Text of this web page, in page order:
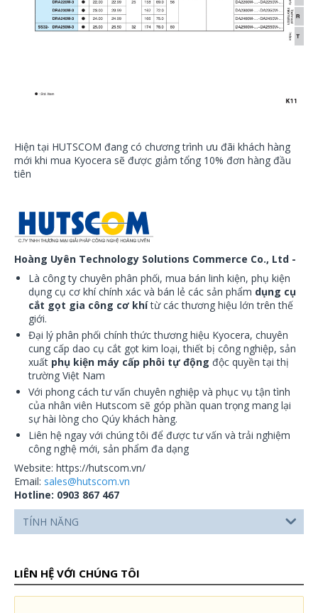
Hiện tại HUTSCOM đang có chương trình ưu đãi khách hàng
mới khi mua Kyocera sẽ được giảm tổng 10% đơn hàng đầu
tiên
Hoàng Uyên Technology Solutions Commerce Co., Ltd -
Là công ty chuyên phân phối, mua bán linh kiện, phụ kiện
dụng cụ cơ khí chính xác và bán lẻ các sản phẩm dụng cụ
cắt gọt gia công cơ khítừ các thương hiệu lớn trên thế
giới.
Đại lý phân phối chính thức thương hiệu Kyocera, chuyên
cung cấp dao cụ cắt gọt kim loại, thiết bị công nghiệp, sản
xuất phụ kiện máy cấp phôi tự động độc quyền tại thị
trường Việt Nam
Với phong cách tư vấn chuyên nghiệp và phục vụ tận tình
của nhân viên Hutscom sẽ góp phần quan trọng mang lại
sự hài lòng cho Qúy khách hàng.
Liên hệ ngay với chúng tôi để được tư vấn và trải nghiệm
công nghệ mới, sản phẩm đa dạng
Website: https://hutscom.vn/
Email: sales@hutscom.vn
Hotline: 0903 867 467
TÍNH NĂNG
LIÊN HỆ VỚI CHÚNG TÔI